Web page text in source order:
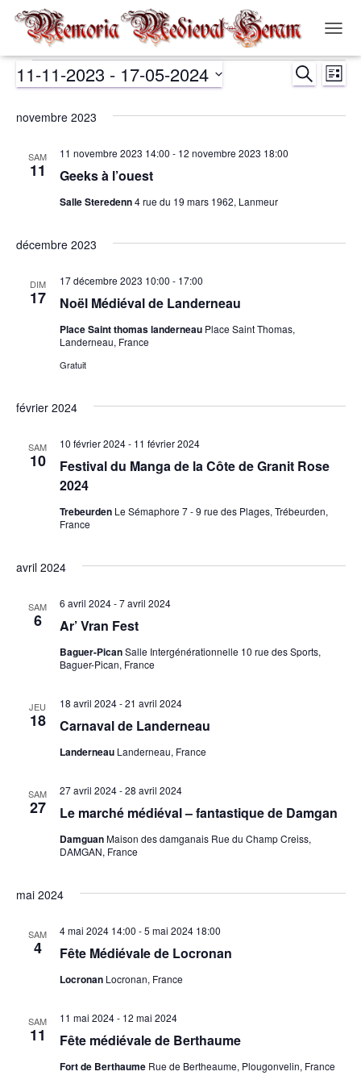
LA
Évènements
et
LISTE
11-11-2023 - 17-05-2024
une
novembre 2023
SAM
11 Geeks à l’ouest
11 novembre 2023 14:00 - 12 novembre 2023 18:00
Salle Steredenn4 rue du 19 mars 1962, Lanmeur
décembre 2023
DIM
17 Noël Médiéval de Landerneau
17 décembre 2023 10:00 - 17:00
Place Saint thomas landerneau Place Saint Thomas,
Landerneau, France
Gratuit
février 2024
SAM
10
Festival du Manga de la Côte de Granit Rose
2024
10 février 2024- 11 février 2024
Trebeurden Le Sémaphore 7 - 9 rue des Plages, Trébeurden,
France
avril 2024
SAM
6 Ar’ Vran Fest
6 avril 2024-7 avril 2024
Baguer-PicanSalle Intergénérationnelle 10 rue des Sports,
Baguer-Pican, France
JEU
18 Carnaval de Landerneau
18 avril 2024-21 avril 2024
Landerneau Landerneau, France
SAM
27 Le marché médiéval – fantastique de Damgan
27 avril 2024-28 avril 2024
DamguanMaison des damganais Rue du Champ Creiss,
DAMGAN, France
mai 2024
SAM
4 Fête Médiévale de Locronan
4 mai 2024 14:00 -5 mai 2024 18:00
Locronan Locronan, France
SAM
11 Fête médiévale de Berthaume
11 mai 2024- 12 mai 2024
Fort de Berthaume Rue de Bertheaume, Plougonvelin, France